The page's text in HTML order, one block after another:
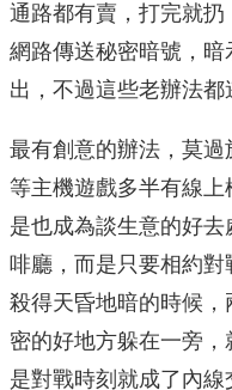
通路都有賣，打完就
網路傳送秘密暗號，
出，不過這些老辦法都
最有創意的辦法，莫過
等主機遊戲多半有線
是也成為談生意的好
啡廳，而是只要相約
殺得天昏地暗的時候
密的好地方躲在一旁
是對戰時刻就成了內線